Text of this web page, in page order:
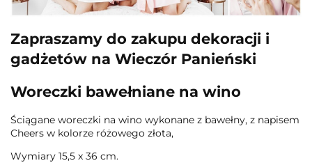
Zapraszamy do zakupu dekoracji i
gadżetów na Wieczór Panieński
Woreczki bawełniane na wino
Ściągane woreczki na wino wykonane z bawełny, z napisem
Cheers w kolorze różowego złota,
Wymiary 15,5 x 36 cm.